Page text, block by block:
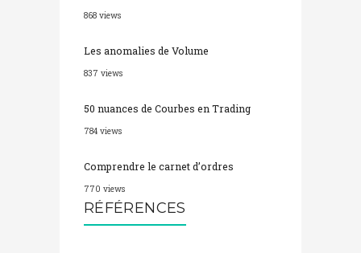
868 views
Les anomalies de Volume
837 views
50 nuances de Courbes en Trading
784 views
Comprendre le carnet d’ordres
770 views
RÉFÉRENCES